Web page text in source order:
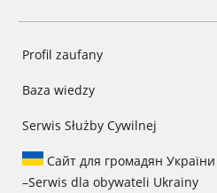
Profil zaufany
Baza wiedzy
Serwis Służby Cywilnej
Сайт для громадян України
–Serwis dla obywateli Ukrainy